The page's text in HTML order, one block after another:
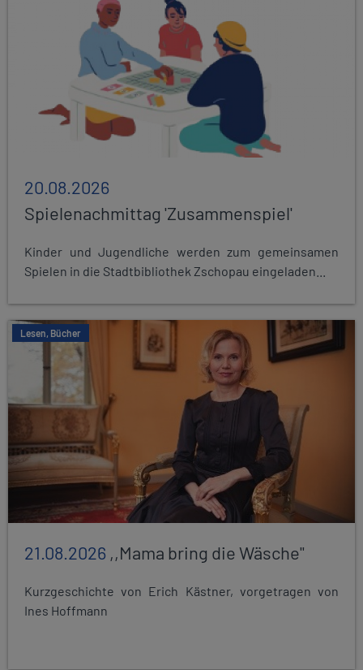
20.08.2026
Spielenachmittag 'Zusammenspiel'
Kinder und Jugendliche werden zum gemeinsamen
Spielen in die Stadtbibliothek Zschopau eingeladen...
Lesen, Bücher
21.08.2026 ,,Mama bring die Wäsche"
Kurzgeschichte von Erich Kästner, vorgetragen von
Ines Hoffmann